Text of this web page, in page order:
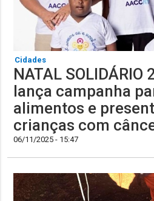
Cidades
NATAL SOLIDÁRIO
lança campanha
alimentos e
crianças com
06/11/2025 - 15:47